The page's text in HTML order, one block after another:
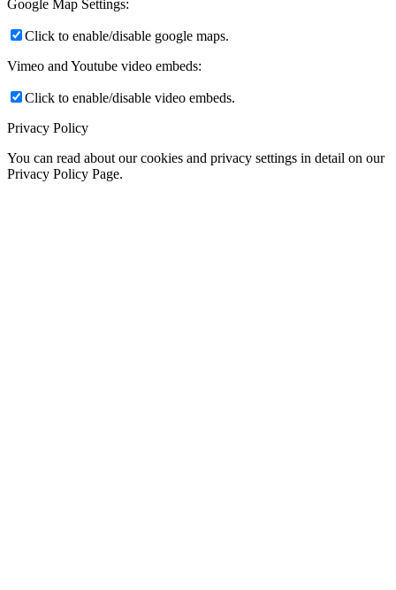
Google Map Settings:
Click to enable/disable google maps.
Vimeo and Youtube video embeds:
Click to enable/disable video embeds.
Privacy Policy
You can read about our cookies and privacy settings in detail on our
Privacy Policy Page.